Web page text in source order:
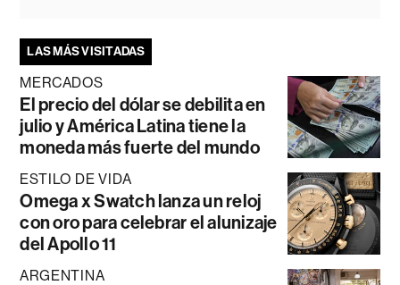
LAS MÁS VISITADAS
MERCADOS
El precio del dólar se debilita en
julio y América Latina tiene la
moneda más fuerte del mundo
ESTILO DE VIDA
Omega x Swatch lanza un reloj
con oro para celebrar el alunizaje
del Apollo 11
ARGENTINA